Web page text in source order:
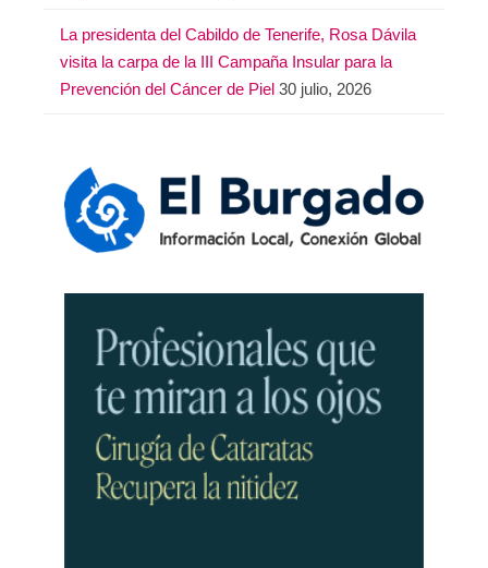
La presidenta del Cabildo de Tenerife, Rosa Dávila
visita la carpa de la III Campaña Insular para la
Prevención del Cáncer de Piel 30 julio, 2026